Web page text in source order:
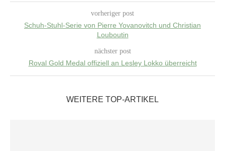
vorheriger post
Schuh-Stuhl-Serie von Pierre Yovanovitch und Christian
Louboutin
nächster post
Roval Gold Medal offiziell an Lesley Lokko überreicht
WEITERE TOP-ARTIKEL